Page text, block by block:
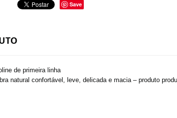
Save
de primeira linha
natural confortável, leve, delicada e macia – produto